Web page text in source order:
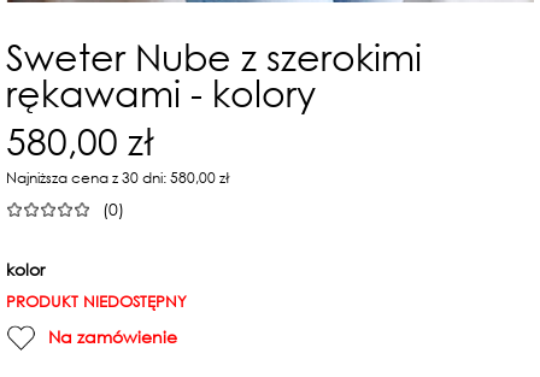
Sweter Nube z szerokimi
rękawami - kolory
580,00 zł
Najniższa cena z 30 dni: 580,00 zł
(0)
kolor
PRODUKT NIEDOSTĘPNY
Na zamówienie